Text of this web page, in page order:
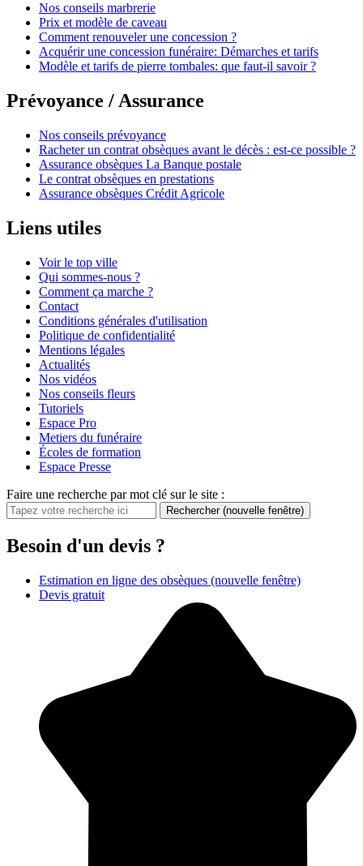
Nos conseils marbrerie
Prix et modèle de caveau
Comment renouveler une concession ?
Acquérir une concession funéraire: Démarches et tarifs
Modèle et tarifs de pierre tombales: que faut-il savoir ?
Prévoyance / Assurance
Nos conseils prévoyance
Racheter un contrat obsèques avant le décès : est-ce possible ?
Assurance obsèques La Banque postale
Le contrat obsèques en prestations
Assurance obsèques Crédit Agricole
Liens utiles
Voir le top ville
Qui sommes-nous ?
Comment ça marche ?
Contact
Conditions générales d'utilisation
Politique de confidentialité
Mentions légales
Actualités
Nos vidéos
Nos conseils fleurs
Tutoriels
Espace Pro
Metiers du funéraire
Écoles de formation
Espace Presse
Faire une recherche par mot clé sur le site :
Rechercher (nouvelle fenêtre)
Besoin d'un devis ?
Estimation en ligne des obsèques (nouvelle fenêtre)
Devis gratuit